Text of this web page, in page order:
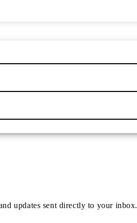
updates sent directly to your inbox.